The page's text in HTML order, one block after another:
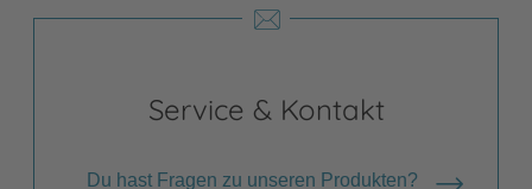
Service & Kontakt
Du hast Fragen zu unseren Produkten?